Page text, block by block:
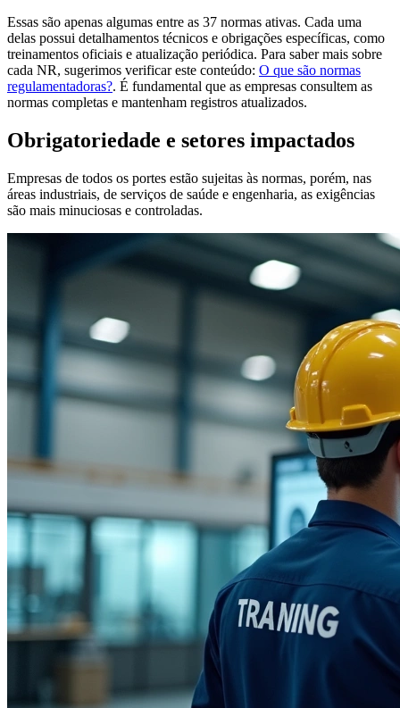
Essas são apenas algumas entre as 37 normas ativas. Cada uma
delas possui detalhamentos técnicos e obrigações específicas, como
treinamentos oficiais e atualização periódica. Para saber mais sobre
cada NR, sugerimos verificar este conteúdo: O que são normas
regulamentadoras?. É fundamental que as empresas consultem as
normas completas e mantenham registros atualizados.
Obrigatoriedade e setores impactados
Empresas de todos os portes estão sujeitas às normas, porém, nas
áreas industriais, de serviços de saúde e engenharia, as exigências
são mais minuciosas e controladas.